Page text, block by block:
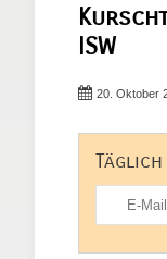
ISW
20. Oktober